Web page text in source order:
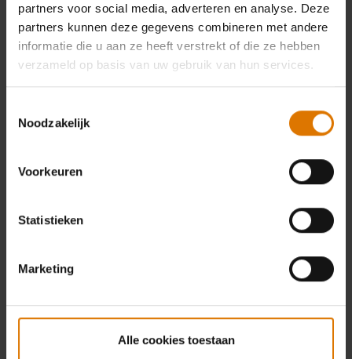
partners voor social media, adverteren en analyse. Deze
partners kunnen deze gegevens combineren met andere
informatie die u aan ze heeft verstrekt of die ze hebben
verzameld op basis van uw gebruik van hun services.
Noodzakelijk
Voorkeuren
Statistieken
Marketing
Alle cookies toestaan